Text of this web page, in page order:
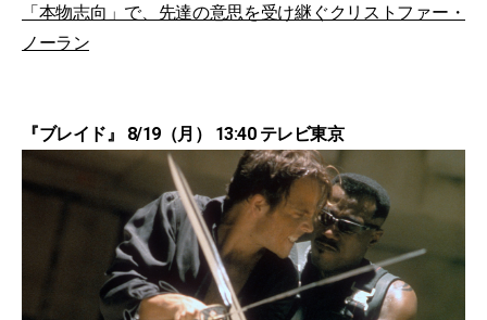
「本物志向」で、先達の意思を受け継ぐクリストファー・
ノーラン
『ブレイド』 8/19（月） 13:40 テレビ東京